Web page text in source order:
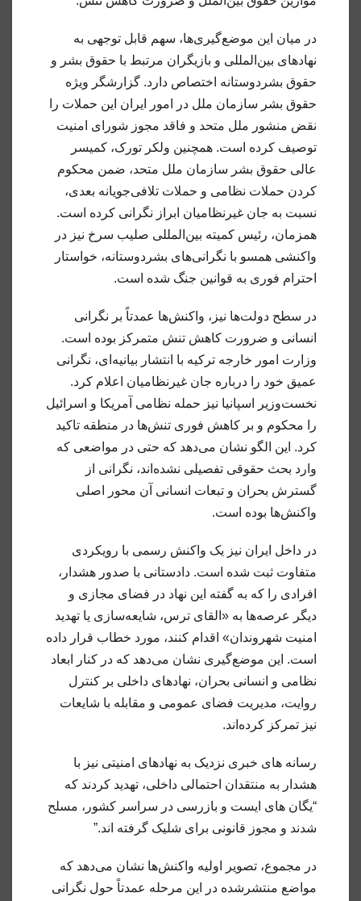
در میان این موضع‌گیری‌ها، سهم قابل توجهی به
نهادهای بین‌المللی و بازیگران مرتبط با حقوق بشر و
حقوق بشردوستانه اختصاص دارد. گزارشگر ویژه
حقوق بشر سازمان ملل در امور ایران این حملات را
نقض منشور ملل متحد و فاقد مجوز شورای امنیت
توصیف کرده است. همچنین ولکر تورک، کمیسر
عالی حقوق بشر سازمان ملل متحد، ضمن محکوم
کردن حملات نظامی و حملات تلافی‌جویانه بعدی،
نسبت به جان غیرنظامیان ابراز نگرانی کرده است.
همزمان، رئیس کمیته بین‌المللی صلیب سرخ نیز در
واکنشی همسو با نگرانی‌های بشردوستانه، خواستار
احترام فوری به قوانین جنگ شده است.
در سطح دولت‌ها نیز، واکنش‌ها عمدتاً بر نگرانی
انسانی و ضرورت کاهش تنش متمرکز بوده است.
وزارت امور خارجه ترکیه با انتشار بیانیه‌ای، نگرانی
عمیق خود را درباره جان غیرنظامیان اعلام کرد.
نخست‌وزیر اسپانیا نیز حمله نظامی آمریکا و اسرائیل
را محکوم و بر کاهش فوری تنش‌ها در منطقه تاکید
کرد. این الگو نشان می‌دهد که حتی در مواضعی که
وارد بحث حقوقی تفصیلی نشده‌اند، نگرانی از
گسترش بحران و تبعات انسانی آن محور اصلی
واکنش‌ها بوده است.
در داخل ایران نیز یک واکنش رسمی با رویکردی
متفاوت ثبت شده است. دادستانی با صدور هشدار،
افرادی را که به گفته این نهاد در فضای مجازی و
دیگر عرصه‌ها به «القای ترس، شایعه‌سازی یا تهدید
امنیت شهروندان» اقدام کنند، مورد خطاب قرار داده
است. این موضع‌گیری نشان می‌دهد که در کنار ابعاد
نظامی و انسانی بحران، نهادهای داخلی بر کنترل
روایت، مدیریت فضای عمومی و مقابله با شایعات
نیز تمرکز کرده‌اند.
رسانه های خبری نزدیک به نهادهای امنیتی نیز با
هشدار به منتقدان احتمالی داخلی، تهدید کردند که
“یگان های ایست و بازرسی در سراسر کشور، مسلح
شدند و مجوز قانونی برای شلیک گرفته اند.”
در مجموع، تصویر اولیه واکنش‌ها نشان می‌دهد که
مواضع منتشرشده در این مرحله عمدتاً حول نگرانی